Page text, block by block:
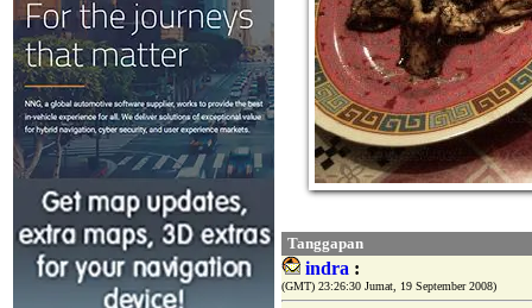
Tanggapan
indra :
(GMT) 23:26:30 Jumat, 19 September 2008)